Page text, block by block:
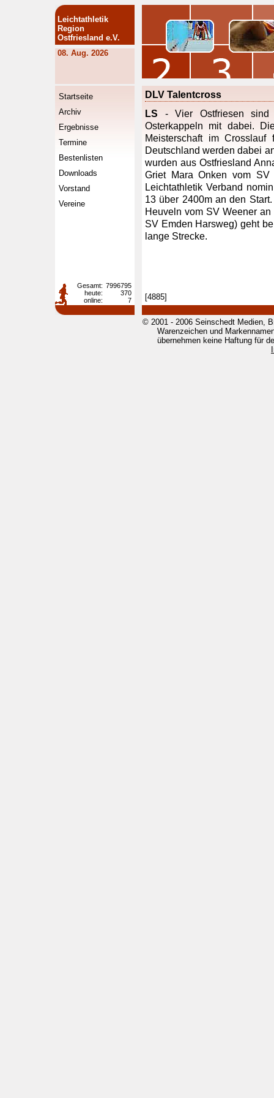
Leichtathletik
Region
Ostfriesland e.V.
08. Aug. 2026
Startseite
Archiv
Ergebnisse
Termine
Bestenlisten
Downloads
Vorstand
Vereine
DLV Talentcross
LS - Vier Ostfriesen sind
Osterkappeln mit dabei.
Meisterschaft im
Deutschland werden dabei
wurden aus Ostfriesland
Griet Mara Onken vom SV
Leichtathletik Verband
13 über 2400m an den
Heuveln vom SV Weener
SV Emden Harsweg) geht
lange Strecke.
[4885]
Gesamt: 7996795
heute:
370
online:
7
© 2001 - 2006 Seinschedt Medien,
Warenzeichen und
übernehmen keine Haftung für